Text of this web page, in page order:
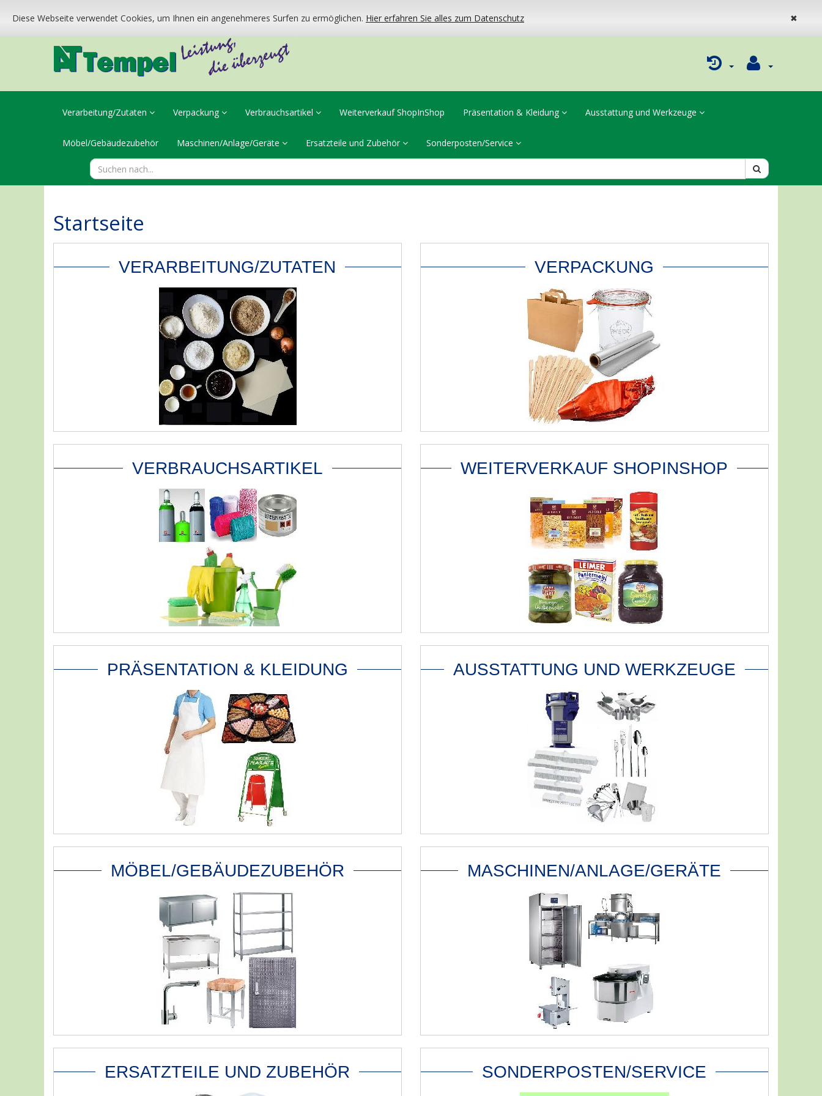
Diese Webseite verwendet Cookies, um Ihnen ein angenehmeres Surfen zu ermöglichen. Hier erfahren Sie alles zum Datenschutz ✖
Verarbeitung/Zutaten Verpackung Verbrauchsartikel Weiterverkauf ShopInShop Präsentation & Kleidung Ausstattung und Werkzeuge
Möbel/Gebäudezubehör Maschinen/Anlage/Geräte Ersatzteile und Zubehör Sonderposten/Service
Startseite
VERARBEITUNG/ZUTATEN VERPACKUNG
VERBRAUCHSARTIKEL WEITERVERKAUF SHOPINSHOP
PRÄSENTATION & KLEIDUNG AUSSTATTUNG UND WERKZEUGE
MÖBEL/GEBÄUDEZUBEHÖR MASCHINEN/ANLAGE/GERÄTE
ERSATZTEILE UND ZUBEHÖR SONDERPOSTEN/SERVICE